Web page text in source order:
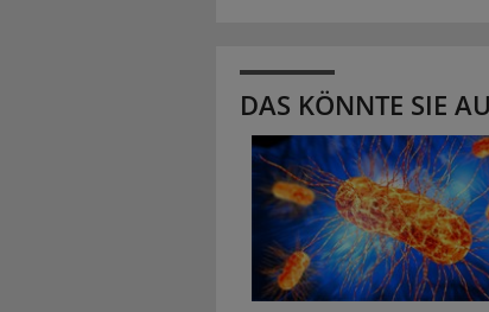
DAS KÖNNTE SIE